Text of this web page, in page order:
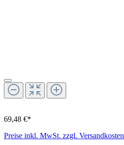
69,48 €*
Preise inkl. MwSt. zzgl. Versandkosten